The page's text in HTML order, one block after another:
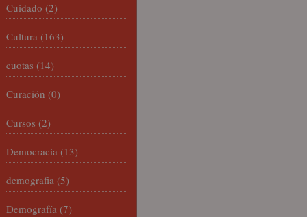
Cuidado (2)
Cultura (163)
cuotas (14)
Curación (0)
Cursos (2)
Democracia (13)
demografia (5)
Demografía (7)